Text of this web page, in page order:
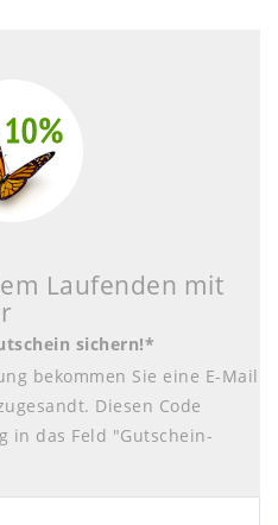
Laufenden mit
sichern!*
bekommen Sie eine E-Mail
Diesen Code
in das Feld "Gutschein-